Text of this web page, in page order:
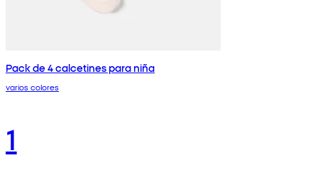
Pack de 4 calcetines para niña
varios colores
1